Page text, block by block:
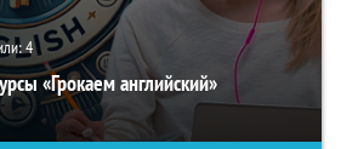
4
«Грокаем английский»